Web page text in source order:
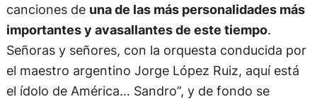
canciones de una de las más personalidades más
importantes y avasallantes de este tiempo.
Señoras y señores, con la orquesta conducida por
el maestro argentino Jorge López Ruiz, aquí está
el ídolo de América… Sandro”, y de fondo se